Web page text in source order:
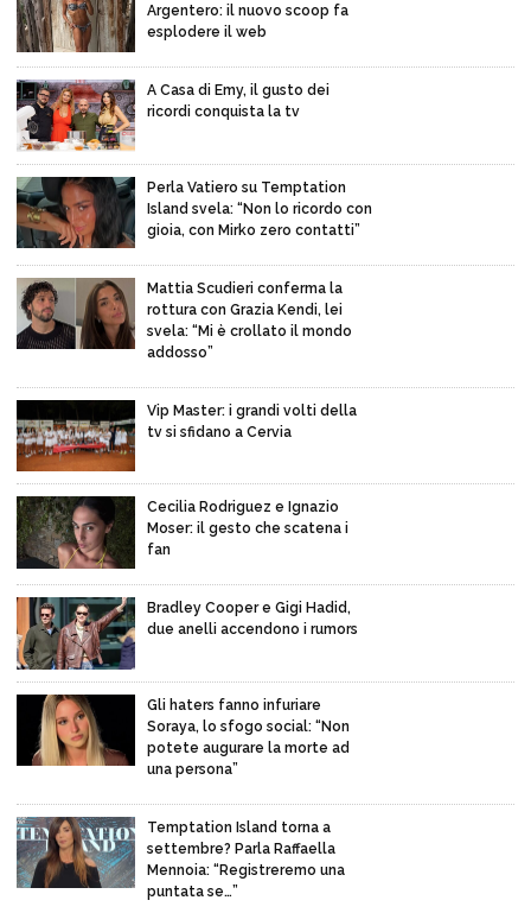
Argentero: il nuovo scoop fa
esplodere il web
A Casa di Emy, il gusto dei
ricordi conquista la tv
Perla Vatiero su Temptation
Island svela: “Non lo ricordo con
gioia, con Mirko zero contatti”
Mattia Scudieri conferma la
rottura con Grazia Kendi, lei
svela: “Mi è crollato il mondo
addosso”
Vip Master: i grandi volti della
tv si sfidano a Cervia
Cecilia Rodriguez e Ignazio
Moser: il gesto che scatena i
fan
Bradley Cooper e Gigi Hadid,
due anelli accendono i rumors
Gli haters fanno infuriare
Soraya, lo sfogo social: “Non
potete augurare la morte ad
una persona”
Temptation Island torna a
settembre? Parla Raffaella
Mennoia: “Registreremo una
puntata se…”